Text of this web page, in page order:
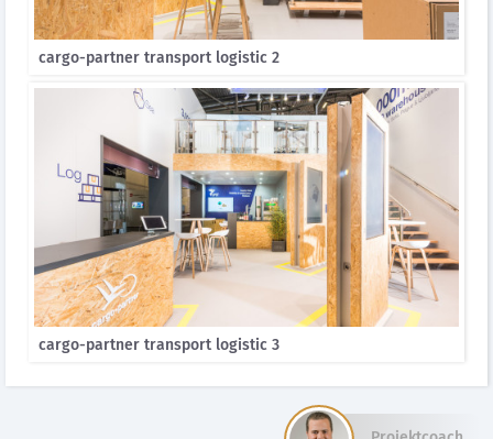
cargo-partner transport logistic 2
cargo-partner transport logistic 3